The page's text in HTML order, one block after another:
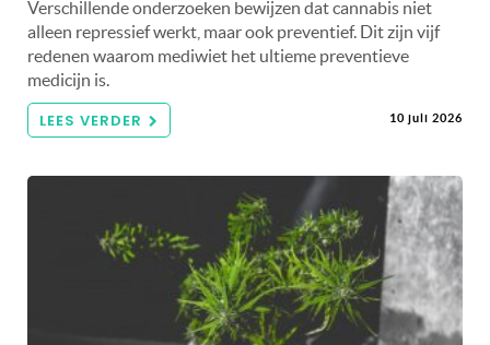
Verschillende onderzoeken bewijzen dat cannabis niet
alleen repressief werkt, maar ook preventief. Dit zijn vijf
redenen waarom mediwiet het ultieme preventieve
medicijn is.
LEES VERDER 10 juli 2026